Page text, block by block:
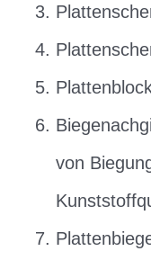
von